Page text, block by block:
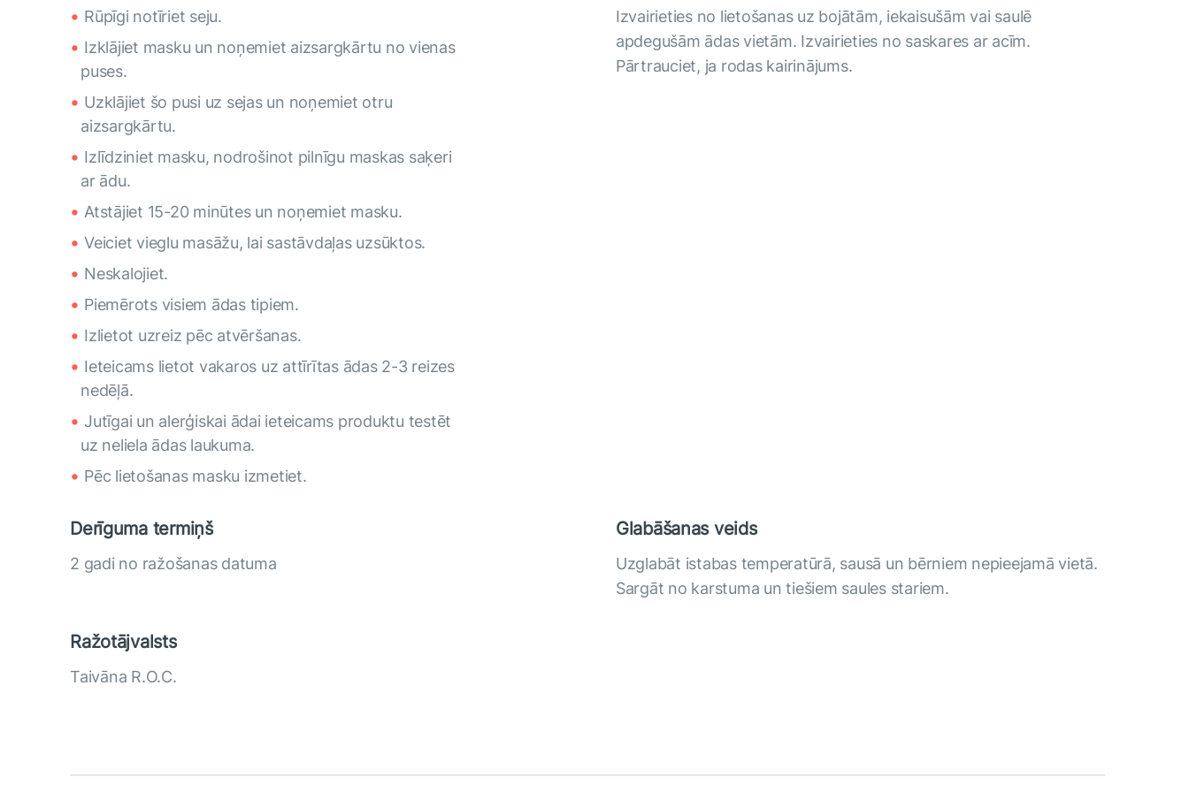
Rūpīgi notīriet seju.
Izklājiet masku un noņemiet aizsargkārtu no vienas
puses.
Uzklājiet šo pusi uz sejas un noņemiet otru
aizsargkārtu.
Izlīdziniet masku, nodrošinot pilnīgu maskas saķeri
ar ādu.
Atstājiet 15-20 minūtes un noņemiet masku.
Veiciet vieglu masāžu, lai sastāvdaļas uzsūktos.
Neskalojiet.
Piemērots visiem ādas tipiem.
Izlietot uzreiz pēc atvēršanas.
Ieteicams lietot vakaros uz attīrītas ādas 2-3 reizes
nedēļā.
Jutīgai un alerģiskai ādai ieteicams produktu testēt
uz neliela ādas laukuma.
Pēc lietošanas masku izmetiet.
Izvairieties no lietošanas uz bojātām, iekaisušām vai saulē
apdegušām ādas vietām. Izvairieties no saskares ar acīm.
Pārtrauciet, ja rodas kairinājums.
Derīguma termiņš
2 gadi no ražošanas datuma
Glabāšanas veids
Uzglabāt istabas temperatūrā, sausā un bērniem nepieejamā vietā.
Sargāt no karstuma un tiešiem saules stariem.
Ražotājvalsts
Taivāna R.O.C.